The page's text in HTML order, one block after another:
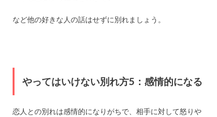
など他の好きな人の話はせずに別れましょう。
やってはいけない別れ方5：感情的になる
恋人との別れは感情的になりがちで、相手に対して怒りや